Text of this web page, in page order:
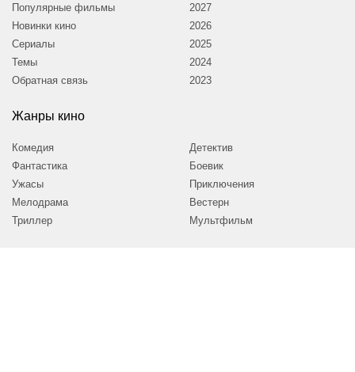
Популярные фильмы
Новинки кино
Сериалы
Темы
Обратная связь
2027
2026
2025
2024
2023
Жанры кино
Комедия
Фантастика
Ужасы
Мелодрама
Триллер
Детектив
Боевик
Приключения
Вестерн
Мультфильм